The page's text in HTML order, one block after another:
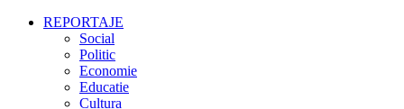
REPORTAJE
Social
Politic
Economie
Educatie
Cultura